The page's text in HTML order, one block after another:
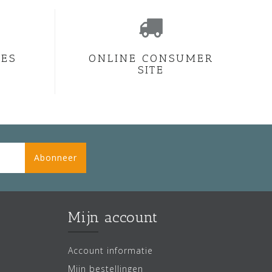
ONLINE CONSUMER
SITE
Abonneer
Mijn account
Account informatie
Mijn bestellingen